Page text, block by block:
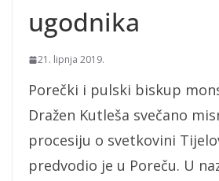
ugodnika
21. lipnja 2019.
Porečki i pulski biskup
Dražen Kutleša svečano
procesiju o svetkovini
predvodio je u Poreču. U